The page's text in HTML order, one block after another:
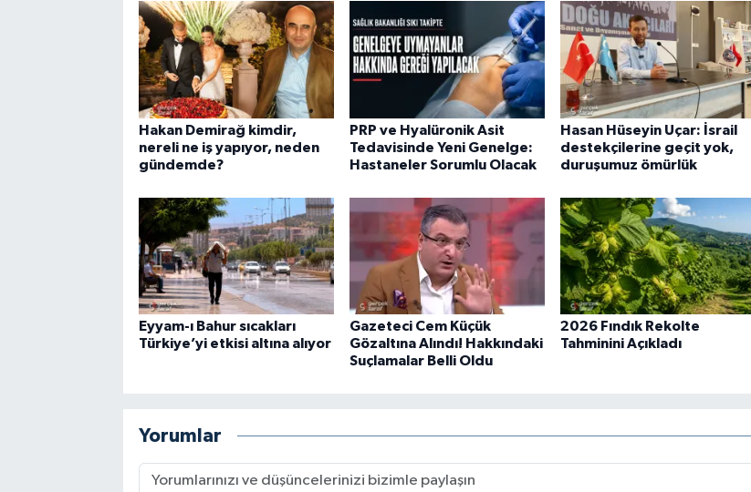
Hakan Demirağ kimdir,
nereli ne iş yapıyor, neden
gündemde?
PRP ve Hyalüronik Asit
Tedavisinde Yeni Genelge:
Hastaneler Sorumlu Olacak
Hasan Hüseyin Uçar: İsrail
destekçilerine geçit yok,
duruşumuz ömürlük
Eyyam-ı Bahur sıcakları
Türkiye’yi etkisi altına alıyor
Gazeteci Cem Küçük
Gözaltına Alındı! Hakkındaki
Suçlamalar Belli Oldu
2026 Fındık Rekolte
Tahminini Açıkladı
Yorumlar